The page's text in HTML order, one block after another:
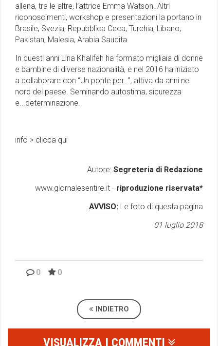
allena, tra le altre, l’attrice Emma Watson. Altri
riconoscimenti, workshop e presentazioni la portano in
Brasile, Svezia, Repubblica Ceca, Turchia, Libano,
Pakistan, Malesia, Arabia Saudita.
In questi anni Lina Khalifeh ha formato migliaia di donne
e bambine di diverse nazionalità, e nel 2016 ha iniziato
a collaborare con “Un ponte per…”, attiva da anni nel
nord del paese. Seminando autostima, sicurezza
e...determinazione.
info > clicca qui
Autore: Segreteria di Redazione
www.giornalesentire.it - riproduzione riservata*
AVVISO: Le foto di questa pagina
01 luglio 2018
0 0
INDIETRO
VISUALIZZA I COMMENTI